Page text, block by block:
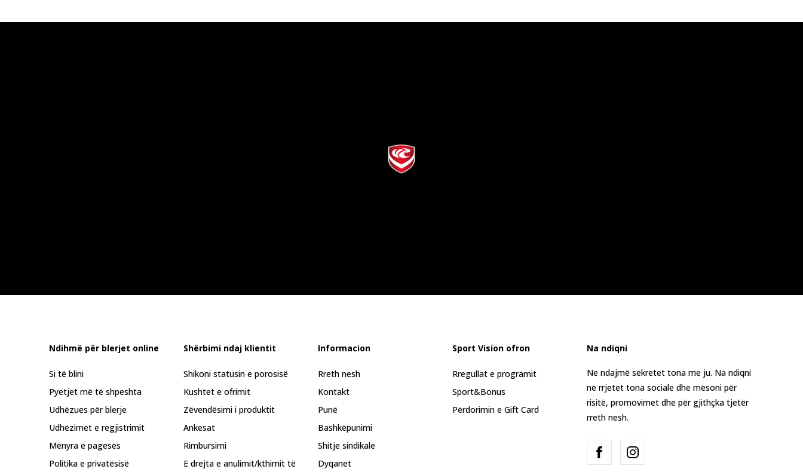
Ndihmë për blerjet online
Si të blini
Pyetjet më të shpeshta
Udhëzues për blerje
Udhëzimet e regjistrimit
Mënyra e pagesës
Politika e privatësisë
Shërbimi ndaj klientit
Shikoni statusin e porosisë
Kushtet e ofrimit
Zëvendësimi i produktit
Ankesat
Rimbursimi
E drejta e anulimit/kthimit të
Informacion
Rreth nesh
Kontakt
Punë
Bashkëpunimi
Shitje sindikale
Dyqanet
Sport Vision ofron
Rregullat e programit
Sport&Bonus
Përdorimin e Gift Card
Na ndiqni
Ne ndajmë sekretet tona me ju. Na ndiqni
në rrjetet tona sociale dhe mësoni për
risitë, promovimet dhe për gjithçka tjetër
rreth nesh.